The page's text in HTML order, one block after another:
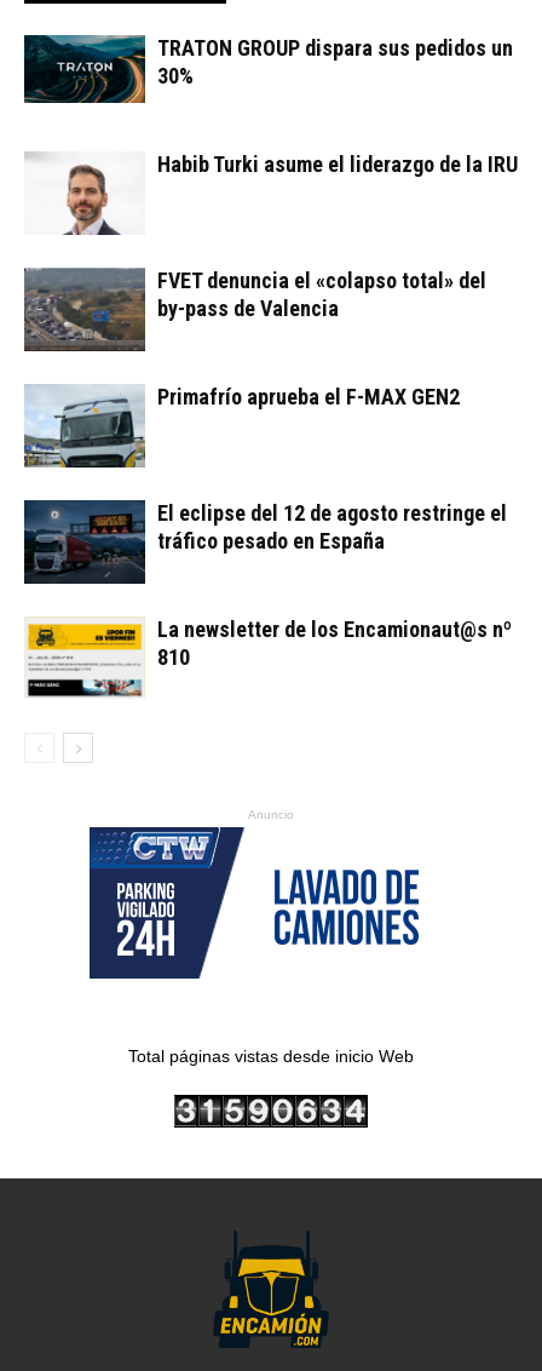
TRATON GROUP dispara sus pedidos un
30%
Habib Turki asume el liderazgo de la IRU
FVET denuncia el «colapso total» del
by-pass de Valencia
Primafrío aprueba el F-MAX GEN2
El eclipse del 12 de agosto restringe el
tráfico pesado en España
La newsletter de los Encamionaut@s nº
810
Anuncio
Total páginas vistas desde inicio Web